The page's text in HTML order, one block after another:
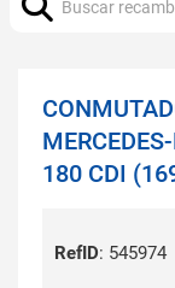
180 CDI
RefID: 545974